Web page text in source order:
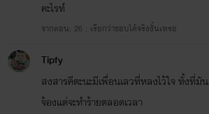
คะไรท์
จากตอน: 26 : เรียกว่าชอบได้จริงงั้นเหรอ
Tipfy
สงสารคีตะนะมีเพื่อนเลวที่หลงไว้ใจ ทั้งที่มัน
จ้องแต่จะทำร้ายตลอดเวลา